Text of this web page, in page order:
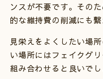
ンスが不要です。その
的な維持費の削減にも繋
見栄えをよくしたい場
い場所にはフェイクグ
組み合わせると良いでし